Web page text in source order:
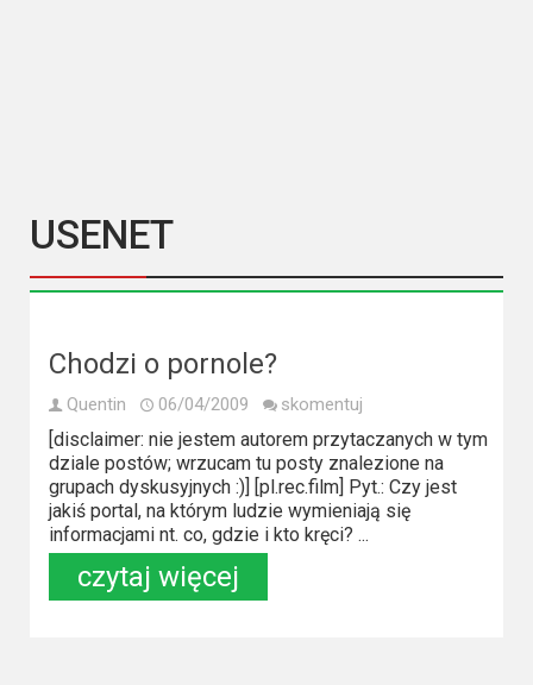
Filmy
dokumentalne
Horrory
Kino
azjatyckie
Kino
europejskie
Kino
polskie
USENET
Chodzi o pornole?
Quentin 06/04/2009 skomentuj
[disclaimer: nie jestem autorem przytaczanych w tym
dziale postów; wrzucam tu posty znalezione na
grupach dyskusyjnych :)] [pl.rec.film] Pyt.: Czy jest
jakiś portal, na którym ludzie wymieniają się
informacjami nt. co, gdzie i kto kręci? ...
czytaj więcej